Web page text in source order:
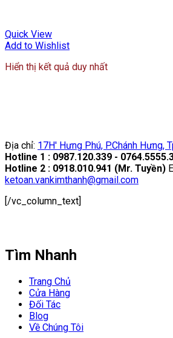
Quick View
Add to Wishlist
Hiển thị kết quả duy nhất
Địa chỉ: 17H' Hưng Phú, P.Chánh Hưng,
Hotline 1 : 0987.120.339 -
Hotline 2 : 0918.010.941 (Mr. Tuyền)
ketoan.vankimthanh@gmail.com
[/vc_column_text]
Tìm Nhanh
Trang Chủ
Cửa Hàng
Đối Tác
Blog
Về Chúng Tôi